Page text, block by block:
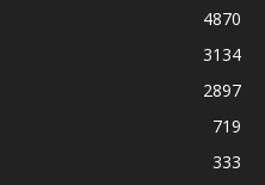
4870
3134
2897
719
333